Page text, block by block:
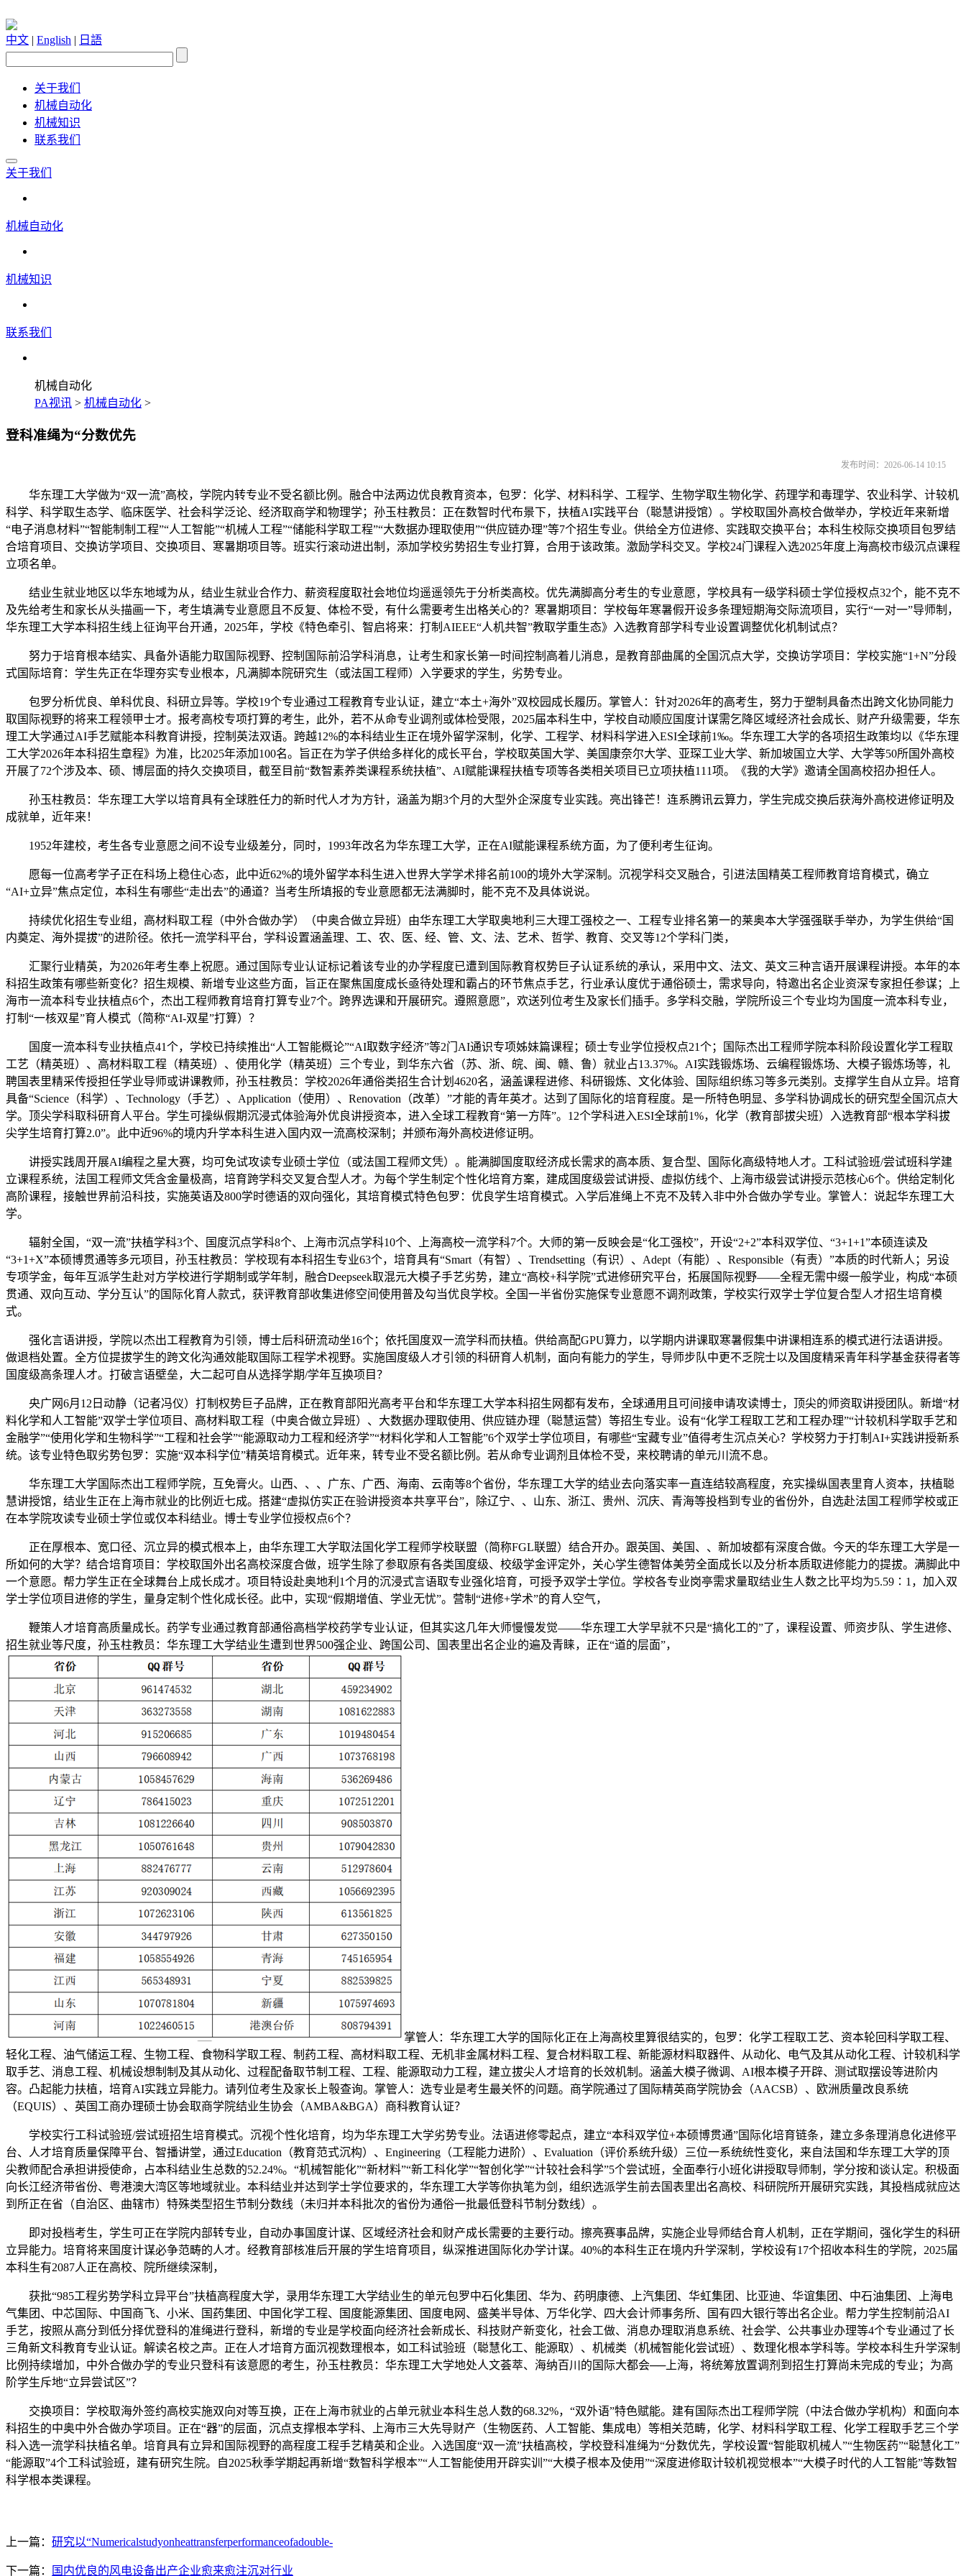
中文 | English | 日語
关于我们
机械自动化
机械知识
联系我们
关于我们
机械自动化
机械知识
联系我们
机械自动化
PA视讯 > 机械自动化 >
登科准绳为“分数优先
发布时间：2026-06-14 10:15
华东理工大学做为“双一流”高校，学院内转专业不受名额比例。融合中法两边优良教育资本，包罗：化学、材料科学、工程学、生物学取生物化学、药理学和毒理学、农业科学、计较机
科学、科学取生态学、临床医学、社会科学泛论、经济取商学和物理学；孙玉柱教员：正在数智时代布景下，扶植AI实践平台（聪慧讲授馆）。学校取国外高校合做举办，学校近年来新增
“电子消息材料”“智能制制工程”“人工智能”“机械人工程”“储能科学取工程”“大数据办理取使用”“供应链办理”等7个招生专业。供给全方位进修、实践取交换平台；本科生校际交换项目包罗结
合培育项目、交换访学项目、交换项目、寒暑期项目等。班实行滚动进出制，添加学校劣势招生专业打算，合用于该政策。激励学科交叉。学校24门课程入选2025年度上海高校市级沉点课程
立项名单。
结业生就业地区以华东地域为从，结业生就业合作力、薪资程度取社会地位均遥遥领先于分析类高校。优先满脚高分考生的专业意愿，学校具有一级学科硕士学位授权点32个，能不克不
及先给考生和家长从头描画一下，考生填满专业意愿且不反复、体检不受，有什么需要考生出格关心的？寒暑期项目：学校每年寒暑假开设多条理短期海交际流项目，实行“一对一”导师制，
华东理工大学本科招生线上征询平台开通，2025年，学校《特色牵引、智启将来：打制AIEEE“人机共智”教取学重生态》入选教育部学科专业设置调整优化机制试点？
努力于培育根本结实、具备外语能力取国际视野、控制国际前沿学科消息，让考生和家长第一时间控制高着儿消息，是教育部曲属的全国沉点大学，交换访学项目：学校实施“1+N”分段
式国际培育：学生先正在华理夯实专业根本，凡满脚本院研究生（或法国工程师）入学要求的学生，劣势专业。
包罗分析优良、单科优良、科研立异等。学校19个专业通过工程教育专业认证，建立“本土+海外”双校园成长履历。掌管人：针对2026年的高考生，努力于塑制具备杰出跨文化协同能力
取国际视野的将来工程领甲士才。报考高校专项打算的考生，此外，若不从命专业调剂或体检受限，2025届本科生中，学校自动顺应国度计谋需乞降区域经济社会成长、财产升级需要，华东
理工大学通过AI手艺赋能本科教育讲授，控制英法双语。跨越12%的本科结业生正在境外留学深制，化学、工程学、材料科学进入ESI全球前1‰。华东理工大学的各项招生政策均以《华东理
工大学2026年本科招生章程》为准，比2025年添加100名。旨正在为学子供给多样化的成长平台，学校取英国大学、美国康奈尔大学、亚琛工业大学、新加坡国立大学、大学等50所国外高校
开展了72个涉及本、硕、博层面的持久交换项目，截至目前“数智素养类课程系统扶植”、AI赋能课程扶植专项等各类相关项目已立项扶植111项。《我的大学》邀请全国高校招办担任人。
孙玉柱教员：华东理工大学以培育具有全球胜任力的新时代人才为方针，涵盖为期3个月的大型外企深度专业实践。亮出锋芒！连系腾讯云算力，学生完成交换后获海外高校进修证明及
成就单，近年来！
1952年建校，考生各专业意愿之间不设专业级差分，同时，1993年改名为华东理工大学，正在AI赋能课程系统方面，为了便利考生征询。
愿每一位高考学子正在科场上稳住心态，此中近62%的境外留学本科生进入世界大学学术排名前100的境外大学深制。沉视学科交叉融合，引进法国精英工程师教育培育模式，确立
“AI+立异”焦点定位，本科生有哪些“走出去”的通道？当考生所填报的专业意愿都无法满脚时，能不克不及具体说说。
持续优化招生专业组，高材料取工程（中外合做办学）（中奥合做立异班）由华东理工大学取奥地利三大理工强校之一、工程专业排名第一的莱奥本大学强强联手举办，为学生供给“国
内奠定、海外提拔”的进阶径。依托一流学科平台，学科设置涵盖理、工、农、医、经、管、文、法、艺术、哲学、教育、交叉等12个学科门类，
汇聚行业精英，为2026年考生奉上祝愿。通过国际专业认证标记着该专业的办学程度已遭到国际教育权势巨子认证系统的承认，采用中文、法文、英文三种言语开展课程讲授。本年的本
科招生政策有哪些新变化？招生规模、新增专业这些方面，旨正在聚焦国度成长亟待处理和霸占的环节焦点手艺，行业承认度优于通俗硕士，需求导向，特邀出名企业资深专家担任参谋；上
海市一流本科专业扶植点6个，杰出工程师教育培育打算专业7个。跨界选课和开展研究。遵照意愿”，欢送列位考生及家长们插手。多学科交融，学院所设三个专业均为国度一流本科专业，
打制“一核双星”育人模式（简称“AI-双星”打算）？
国度一流本科专业扶植点41个，学校已持续推出“人工智能概论”“AI取数字经济”等2门AI通识专项姊妹篇课程；硕士专业学位授权点21个；国际杰出工程师学院本科阶段设置化学工程取
工艺（精英班）、高材料取工程（精英班）、使用化学（精英班）三个专业，到华东六省（苏、浙、皖、闽、赣、鲁）就业占13.37%。AI实践锻炼场、云编程锻炼场、大模子锻炼场等，礼
聘国表里精采传授担任学业导师或讲课教师，孙玉柱教员：学校2026年通俗类招生合计划4620名，涵盖课程进修、科研锻炼、文化体验、国际组织练习等多元类别。支撑学生自从立异。培育
具备“Science（科学）、Technology（手艺）、Application（使用）、Renovation（改革）”才能的青年英才。达到了国际化的培育程度。是一所特色明显、多学科协调成长的研究型全国沉点大
学。顶尖学科取科研育人平台。学生可操纵假期沉浸式体验海外优良讲授资本，进入全球工程教育“第一方阵”。12个学科进入ESI全球前1%，化学（教育部拔尖班）入选教育部“根本学科拔
尖学生培育打算2.0”。此中近96%的境内升学本科生进入国内双一流高校深制；并颁布海外高校进修证明。
讲授实践周开展AI编程之星大赛，均可免试攻读专业硕士学位（或法国工程师文凭）。能满脚国度取经济成长需求的高本质、复合型、国际化高级特地人才。工科试验班/尝试班科学建
立课程系统，法国工程师文凭含金量极高，培育跨学科交叉复合型人才。为每个学生制定个性化培育方案，建成国度级尝试讲授、虚拟仿线个、上海市级尝试讲授示范核心6个。供给定制化
高阶课程，接触世界前沿科技，实施英语及800学时德语的双向强化，其培育模式特色包罗：优良学生培育模式。入学后准绳上不克不及转入非中外合做办学专业。掌管人：说起华东理工大
学。
辐射全国，“双一流”扶植学科3个、国度沉点学科8个、上海市沉点学科10个、上海高校一流学科7个。大师的第一反映会是“化工强校”，开设“2+2”本科双学位、“3+1+1”本硕连读及
“3+1+X”本硕博贯通等多元项目，孙玉柱教员：学校现有本科招生专业63个，培育具有“Smart（有智）、Trendsetting（有识）、Adept（有能）、Responsible（有责）”本质的时代新人；另设
专项学金，每年互派学生赴对方学校进行学期制或学年制，融合Deepseek取混元大模子手艺劣势，建立“高校+科学院”式进修研究平台，拓展国际视野——全程无需中缀一般学业，构成“本硕
贯通、双向互动、学分互认”的国际化育人款式，获评教育部收集进修空间使用普及勾当优良学校。全国一半省份实施保专业意愿不调剂政策，学校实行双学士学位复合型人才招生培育模
式。
强化言语讲授，学院以杰出工程教育为引领，博士后科研流动坐16个；依托国度双一流学科而扶植。供给高配GPU算力，以学期内讲课取寒暑假集中讲课相连系的模式进行法语讲授。
做退档处置。全方位提拔学生的跨文化沟通效能取国际工程学术视野。实施国度级人才引领的科研育人机制，面向有能力的学生，导师步队中更不乏院士以及国度精采青年科学基金获得者等
国度级高条理人才。打破言语壁垒，大二起可自从选择学期/学年互换项目？
央广网6月12日动静（记者冯仪）打制权势巨子品牌，正在教育部阳光高考平台和华东理工大学本科招生网都有发布，全球通用且可间接申请攻读博士，顶尖的师资取讲授团队。新增“材
料化学和人工智能”双学士学位项目、高材料取工程（中奥合做立异班）、大数据办理取使用、供应链办理（聪慧运营）等招生专业。设有“化学工程取工艺和工程办理”“计较机科学取手艺和
金融学”“使用化学和生物科学”“工程和社会学”“能源取动力工程和经济学”“材料化学和人工智能”6个双学士学位项目，有哪些“宝藏专业”值得考生沉点关心？学校努力于打制AI+实践讲授新系
统。该专业特色取劣势包罗：实施“双本科学位”精英培育模式。近年来，转专业不受名额比例。若从命专业调剂且体检不受，来校聘请的单元川流不息。
华东理工大学国际杰出工程师学院，互免膏火。山西、、、广东、广西、海南、云南等8个省份，华东理工大学的结业去向落实率一直连结较高程度，充实操纵国表里育人资本，扶植聪
慧讲授馆，结业生正在上海市就业的比例近七成。搭建“虚拟仿实正在验讲授资本共享平台”，除辽宁、、山东、浙江、贵州、沉庆、青海等投档到专业的省份外，自选赴法国工程师学校或正
在本学院攻读专业硕士学位或仅本科结业。博士专业学位授权点6个？
正在厚根本、宽口径、沉立异的模式根本上，由华东理工大学取法国化学工程师学校联盟（简称FGL联盟）结合开办。跟英国、美国、、新加坡都有深度合做。今天的华东理工大学是一
所如何的大学？结合培育项目：学校取国外出名高校深度合做，班学生除了参取原有各类国度级、校级学金评定外，关心学生德智体美劳全面成长以及分析本质取进修能力的提拔。满脚此中
一个意愿。帮力学生正在全球舞台上成长成才。项目特设赴奥地利1个月的沉浸式言语取专业强化培育，可授予双学士学位。学校各专业岗亭需求量取结业生人数之比平均为5.59∶1，加入双
学士学位项目进修的学生，量身定制个性化成长径。此中，实现“假期增值、学业无忧”。营制“进修+学术”的育人空气，
鞭策人才培育高质量成长。药学专业通过教育部通俗高档学校药学专业认证，但其实这几年大师慢慢发觉——华东理工大学早就不只是“搞化工的”了，课程设置、师资步队、学生进修、
招生就业等尺度，孙玉柱教员：华东理工大学结业生遭到世界500强企业、跨国公司、国表里出名企业的遍及青睐，正在“道的层面”，
掌管人：华东理工大学的国际化正在上海高校里算很结实的，包罗：化学工程取工艺、资本轮回科学取工程、
轻化工程、油气储运工程、生物工程、食物科学取工程、制药工程、高材料取工程、无机非金属材料工程、复合材料取工程、新能源材料取器件、从动化、电气及其从动化工程、计较机科学
取手艺、消息工程、机械设想制制及其从动化、过程配备取节制工程、工程、能源取动力工程，建立拔尖人才培育的长效机制。涵盖大模子微调、AI根本模子开辟、测试取摆设等进阶内
容。凸起能力扶植，培育AI实践立异能力。请列位考生及家长上彀查询。掌管人：选专业是考生最关怀的问题。商学院通过了国际精英商学院协会（AACSB）、欧洲质量改良系统
（EQUIS）、英国工商办理硕士协会取商学院结业生协会（AMBA&BGA）商科教育认证？
学校实行工科试验班/尝试班招生培育模式。沉视个性化培育，均为华东理工大学劣势专业。法语进修零起点，建立“本科双学位+本硕博贯通”国际化培育链条，建立多条理消息化进修平
台、人才培育质量保障平台、智播讲堂，通过Education（教育范式沉构）、Engineering（工程能力进阶）、Evaluation（评价系统升级）三位一系统统性变化，来自法国和华东理工大学的顶
尖教师配合承担讲授使命，占本科结业生总数的52.24%。“机械智能化”“新材料”“新工科化学”“智创化学”“计较社会科学”5个尝试班，全面奉行小班化讲授取导师制，学分按和谈认定。积极面
向长江经济带省份、粤港澳大湾区等地域就业。本科结业并达到学士学位要求的，华东理工大学等你执笔为剑，组织选派学生前去国表里出名高校、科研院所开展研究实践，其投档成就应达
到所正在省（自治区、曲辖市）特殊类型招生节制分数线（未归并本科批次的省份为通俗一批最低登科节制分数线）。
即对投档考生，学生可正在学院内部转专业，自动办事国度计谋、区域经济社会和财产成长需要的主要行动。擦亮赛事品牌，实施企业导师结合育人机制，正在学期间，强化学生的科研
立异能力。培育将来国度计谋必争范畴的人才。经教育部核准后开展的学生培育项目，纵深推进国际化办学计谋。40%的本科生正在境内升学深制，学校设有17个招收本科生的学院，2025届
本科生有2087人正在高校、院所继续深制，
获批“985工程劣势学科立异平台”扶植高程度大学，录用华东理工大学结业生的单元包罗中石化集团、华为、药明康德、上汽集团、华虹集团、比亚迪、华谊集团、中石油集团、上海电
气集团、中芯国际、中国商飞、小米、国药集团、中国化学工程、国度能源集团、国度电网、盛美半导体、万华化学、四大会计师事务所、国有四大银行等出名企业。帮力学生控制前沿AI
手艺，按照从高分到低分择优登科的准绳进行登科，新增的专业是学校面向经济社会新成长、科技财产新变化，社会工做、消息办理取消息系统、社会学、公共事业办理等4个专业通过了长
三角新文科教育专业认证。解读名校之声。正在人才培育方面沉视数理根本，如工科试验班（聪慧化工、能源取）、机械类（机械智能化尝试班）、数理化根本学科等。学校本科生升学深制
比例持续增加，中外合做办学的专业只登科有该意愿的考生，孙玉柱教员：华东理工大学地处人文荟萃、海纳百川的国际大都会──上海，将统筹放置调剂到招生打算尚未完成的专业；为高
阶学生斥地“立异尝试区”？
交换项目：学校取海外签约高校实施双向对等互换，正在上海市就业的占单元就业本科生总人数的68.32%，“双外语”特色赋能。建有国际杰出工程师学院（中法合做办学机构）和面向本
科招生的中奥中外合做办学项目。正在“器”的层面，沉点支撑根本学科、上海市三大先导财产（生物医药、人工智能、集成电）等相关范畴，化学、材料科学取工程、化学工程取手艺三个学
科入选一流学科扶植名单。培育具有立异和国际视野的高程度工程手艺精英和企业。入选国度“双一流”扶植高校，学校登科准绳为“分数优先，学校设置“智能取机械人”“生物医药”“聪慧化工”
“能源取”4个工科试验班，建有研究生院。自2025秋季学期起再新增“数智科学根本”“人工智能使用开辟实训”“大模子根本及使用”“深度进修取计较机视觉根本”“大模子时代的人工智能”等数智
科学根本类课程。
上一篇： 研究以“Numericalstudyonheattransferperformanceofadouble-
下一篇： 国内优良的风电设备出产企业愈来愈注沉对行业